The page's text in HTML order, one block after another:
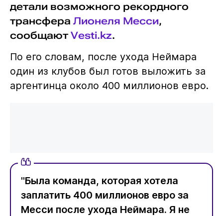
детали возможного рекордного
трансфера Лионеля Месси,
сообщают Vesti.kz.
По его словам, после ухода Неймара
один из клубов был готов выложить за
аргентинца около 400 миллионов евро.
"Была команда, которая хотела
заплатить 400 миллионов евро за
Месси после ухода Неймара. Я не